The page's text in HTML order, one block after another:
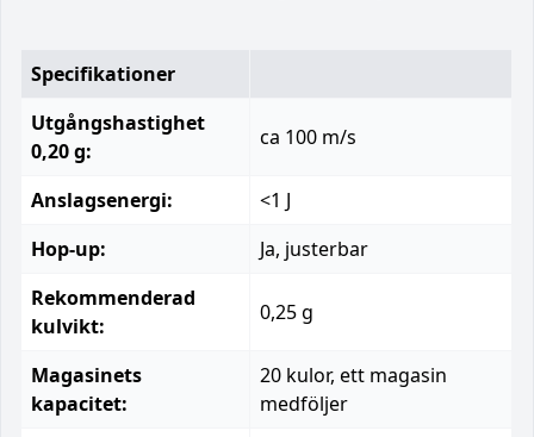
Specifikationer
Utgångshastighet
0,20 g:
ca 100 m/s
Anslagsenergi:
<1 J
Hop-up:
Ja, justerbar
Rekommenderad
kulvikt:
0,25 g
Magasinets
kapacitet:
20 kulor, ett magasin
medföljer